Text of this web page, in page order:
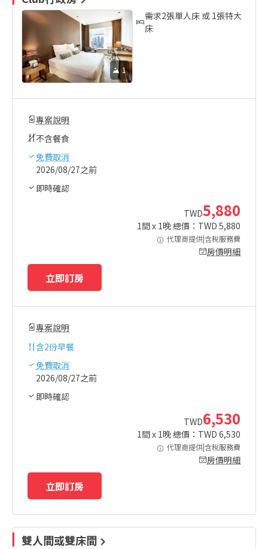
1
需求2張單人床 或 1張特大
床
專案說明
不含餐食
免費取消
2026/08/27之前
即時確認
TWD5,880
1間 x 1晚 總價：TWD 5,880
代理商提供|含稅服務費
房價明細
立即訂房
專案說明
含2份早餐
免費取消
2026/08/27之前
即時確認
TWD6,530
1間 x 1晚 總價：TWD 6,530
代理商提供|含稅服務費
房價明細
立即訂房
雙人間或雙床間